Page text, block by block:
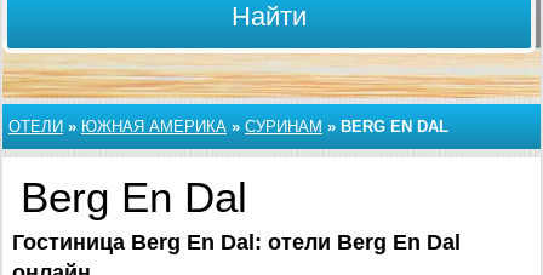
Найти
ОТЕЛИ » ЮЖНАЯ АМЕРИКА » СУРИНАМ » BERG EN DAL
Berg En Dal
Гостиница Berg En Dal: отели Berg En Dal